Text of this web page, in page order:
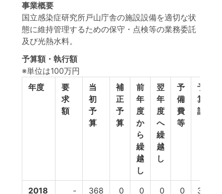
事業概要
国立感染症研究所戸山庁舎の施設設備を適切な状
態に維持管理するための保守・点検等の業務委託
及び光熱水料。
予算額・執行額
※単位は100万円
年度
要
求
額
当
初
予
算
補
正
予
算
前
年
度
か
ら
繰
越
し
翌
年
度
へ
繰
越
し
予
備
費
等
予
算
計
2018 - 368 0 0 0 0 368